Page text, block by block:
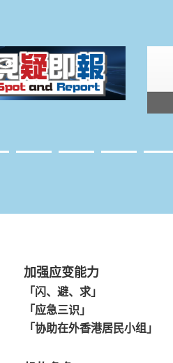
加强应变能力
「闪、避、求」
「应急三识」
「协助在外香港居民小组」